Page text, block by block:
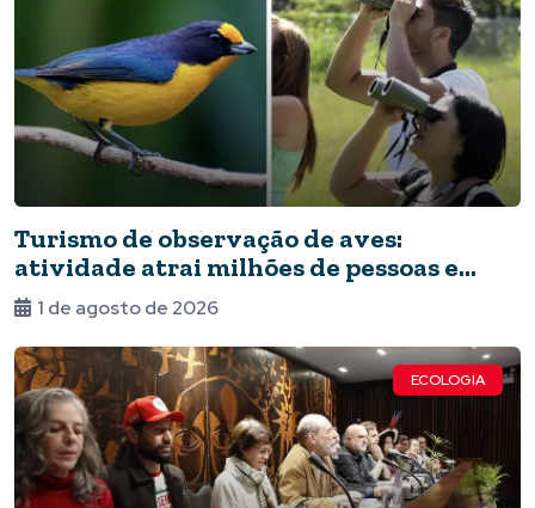
Turismo de observação de aves:
atividade atrai milhões de pessoas e
impulsiona a economia local e a ciência
1 de agosto de 2026
ECOLOGIA